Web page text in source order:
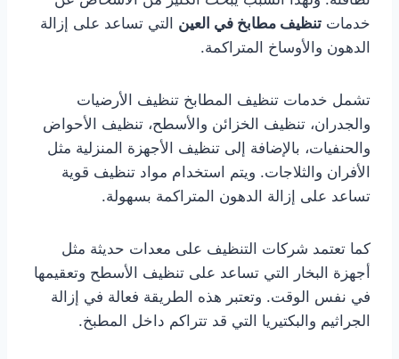
خدمات تنظيف مطابخ في العين التي تساعد على إزالة
الدهون والأوساخ المتراكمة.
تشمل خدمات تنظيف المطابخ تنظيف الأرضيات
والجدران، تنظيف الخزائن والأسطح، تنظيف الأحواض
والحنفيات، بالإضافة إلى تنظيف الأجهزة المنزلية مثل
الأفران والثلاجات. ويتم استخدام مواد تنظيف قوية
تساعد على إزالة الدهون المتراكمة بسهولة.
كما تعتمد شركات التنظيف على معدات حديثة مثل
أجهزة البخار التي تساعد على تنظيف الأسطح وتعقيمها
في نفس الوقت. وتعتبر هذه الطريقة فعالة في إزالة
الجراثيم والبكتيريا التي قد تتراكم داخل المطبخ.